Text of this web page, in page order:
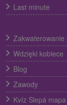
Last minute
Zakwaterowanie
Wdzięki kobiece
Blog
Zawody
Kvíz Slepá